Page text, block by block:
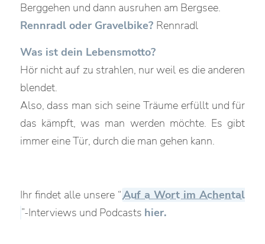
Berggehen und dann ausruhen am Bergsee.
Rennradl oder Gravelbike? Rennradl
Was ist dein Lebensmotto?
Hör nicht auf zu strahlen, nur weil es die anderen
blendet.
Also, dass man sich seine Träume erfüllt und für
das kämpft, was man werden möchte. Es gibt
immer eine Tür, durch die man gehen kann.
Ihr findet alle unsere “Auf a Wort im Achental
”-Interviews und Podcasts hier.